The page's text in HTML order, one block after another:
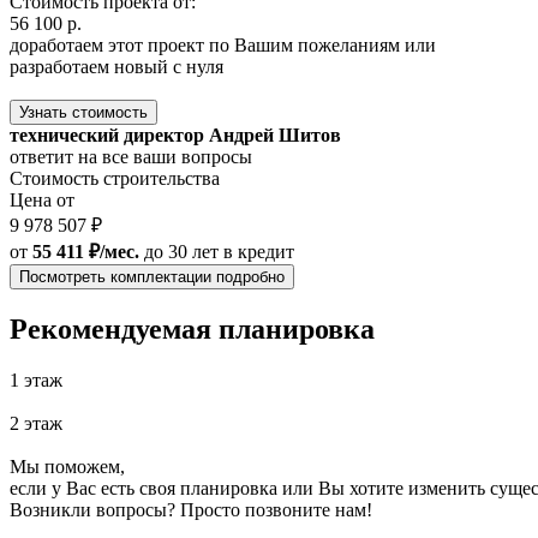
56 100 р.
доработаем этот проект по Вашим пожеланиям или
разработаем новый с нуля
Узнать стоимость
технический директор Андрей Шитов
ответит на все ваши вопросы
Стоимость строительства
Цена от
9 978 507 ₽
от 55 411 ₽/мес. до 30 лет в кредит
Посмотреть комплектации подробно
Рекомендуемая планировка
1 этаж
2 этаж
Мы поможем,
если у Вас есть своя планировка или Вы хотите изменить
Возникли вопросы? Просто позвоните нам!